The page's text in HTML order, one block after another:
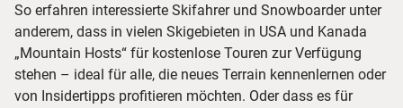
So erfahren interessierte Skifahrer und Snowboarder unter
anderem, dass in vielen Skigebieten in USA und Kanada
„Mountain Hosts“ für kostenlose Touren zur Verfügung
stehen – ideal für alle, die neues Terrain kennenlernen oder
von Insidertipps profitieren möchten. Oder dass es für